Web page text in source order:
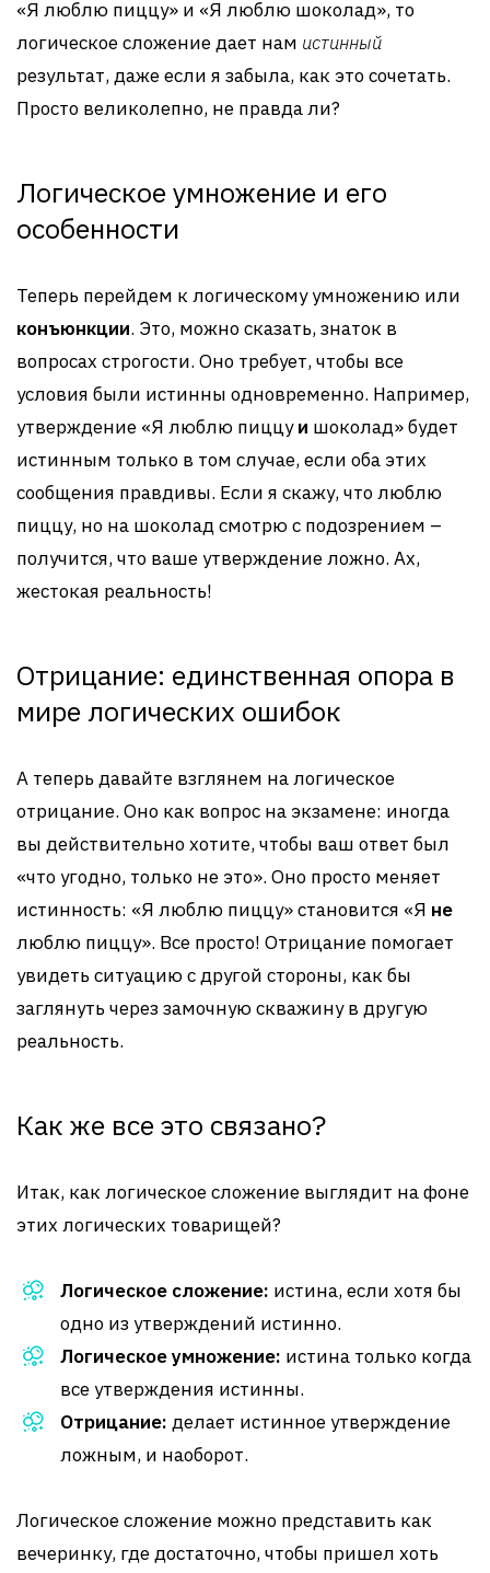
«Я люблю пиццу» и «Я люблю шоколад», то
логическое сложение дает нам истинный
результат, даже если я забыла, как это сочетать.
Просто великолепно, не правда ли?
Логическое умножение и его
особенности
Теперь перейдем к логическому умножению или
конъюнкции. Это, можно сказать, знаток в
вопросах строгости. Оно требует, чтобы все
условия были истинны одновременно. Например,
утверждение «Я люблю пиццуи шоколад» будет
истинным только в том случае, если оба этих
сообщения правдивы. Если я скажу, что люблю
пиццу, но на шоколад смотрю с подозрением –
получится, что ваше утверждение ложно. Ах,
жестокая реальность!
Отрицание: единственная опора в
мире логических ошибок
А теперь давайте взглянем на логическое
отрицание. Оно как вопрос на экзамене: иногда
вы действительно хотите, чтобы ваш ответ был
«что угодно, только не это». Оно просто меняет
истинность: «Я люблю пиццу» становится «Я не
люблю пиццу». Все просто! Отрицание помогает
увидеть ситуацию с другой стороны, как бы
заглянуть через замочную скважину в другую
реальность.
Как же все это связано?
Итак, как логическое сложение выглядит на фоне
этих логических товарищей?
Логическое сложение: истина, если хотя бы
одно из утверждений истинно.
Логическое умножение: истина только когда
все утверждения истинны.
Отрицание: делает истинное утверждение
ложным, и наоборот.
Логическое сложение можно представить как
вечеринку, где достаточно, чтобы пришел хоть